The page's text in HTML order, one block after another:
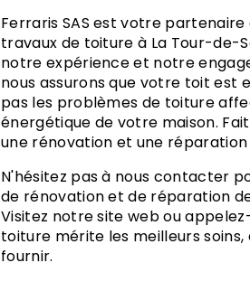
Ferraris SAS est votre partenaire de confiance pour tous vos
travaux de toiture à La Tour-de-
notre expérience et notre
nous assurons que votre toit est
pas les problèmes de toiture
énergétique de votre maison.
une rénovation et une réparation
N'hésitez pas à nous contacter pour en savoir plus sur nos services
de rénovation et de réparation
Visitez notre site web ou
toiture mérite les meilleurs soins,
fournir.